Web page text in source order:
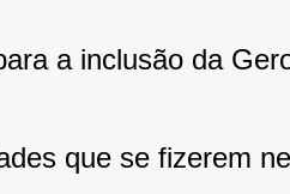
a inclusão da
que se fizerem